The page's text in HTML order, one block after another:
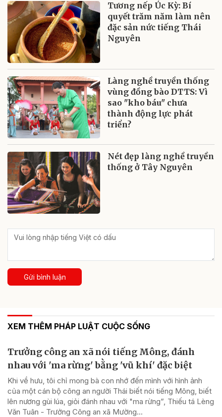
Tương nếp Úc Kỳ: Bí
quyết trăm năm làm nên
đặc sản nức tiếng Thái
Nguyên
Làng nghề truyền thống
vùng đồng bào DTTS: Vì
sao "kho báu" chưa
thành động lực phát
triển?
Nét đẹp làng nghề truyền
thống ở Tây Nguyên
Gửi bình luận
XEM THÊM PHÁP LUẬT CUỘC SỐNG
Trưởng công an xã nói tiếng Mông, đánh
nhau với 'ma rừng' bằng 'vũ khí' đặc biệt
Khi về hưu, tôi chỉ mong bà con nhớ đến mình với hình ảnh
của một cán bộ công an người Thái biết nói tiếng Mông, biết
lên nương gùi lúa, giỏi đánh nhau với "ma rừng”, Thiếu tá Lèng
Văn Tuân - Trưởng Công an xã Mường...